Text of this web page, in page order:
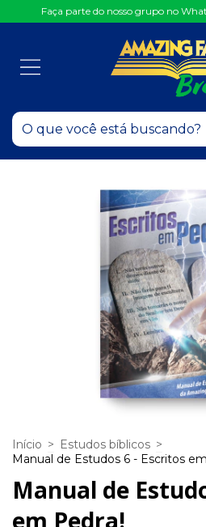
Faça parte do nosso grupo no
Início > Estudos bíblicos >
Manual de Estudos 6 - Escritos
Manual de
em Pedra!